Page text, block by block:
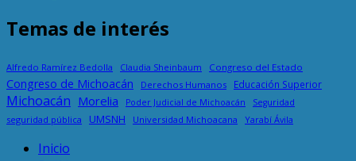
Temas de interés
Alfredo Ramírez Bedolla Claudia Sheinbaum Congreso del Estado
Congreso de Michoacán Derechos Humanos Educación Superior
Michoacán Morelia Poder Judicial de Michoacán Seguridad
seguridad pública UMSNH Universidad Michoacana Yarabí Ávila
Inicio